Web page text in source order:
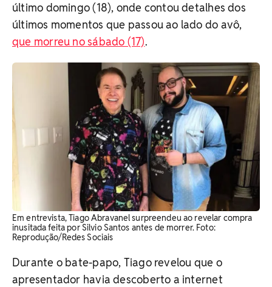
último domingo (18), onde contou detalhes dos
últimos momentos que passou ao lado do avô,
que morreu no sábado (17).
Em entrevista, Tiago Abravanel surpreendeu ao revelar compra
inusitada feita por Silvio Santos antes de morrer. Foto:
Reprodução/Redes Sociais
Durante o bate-papo, Tiago revelou que o
apresentador havia descoberto a internet